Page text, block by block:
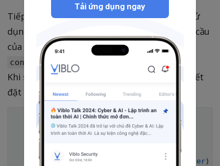
Tiếp theo là đến bước quan trọng nhất khi sử
dụng rails admin đó là thiết đặt nó theo yêu cầu
của chúng ta trong
config/initializers/rails_admin.rb
Khi sử dụng kết hợp gem devise, ta thêm thiết
đặt sau:
## == Devise ==
  config
.authenticate_with do
    warden
  config
.current_user_method :current_user)
Tải ứng dụng ngay